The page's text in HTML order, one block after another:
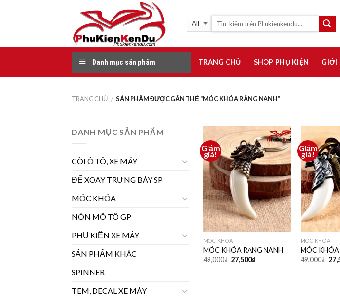
Danh mục sản phẩm TRANG CHỦ SHOP PHỤ KIỆN GIỚI
TRANG CHỦ / SẢN PHẨM ĐƯỢC GẮN THẺ “MÓC KHÓA RĂNG NANH”
DANH MỤC SẢN PHẨM
CÒI Ô TÔ, XE MÁY
ĐẾ XOAY TRƯNG BÀY SP
MÓC KHÓA
NÓN MÔ TÔ GP
PHỤ KIỆN XE MÁY
SẢN PHẨM KHÁC
SPINNER
TEM, DECAL XE MÁY
Giảm
giá!
Thêm
vào
yêu
thích
MÓC KHÓA
MÓC KHÓA RĂNG NANH
49,000₫ 27,500₫
Giảm
giá!
MÓC KHÓA
MÓC KHÓA
49,000₫